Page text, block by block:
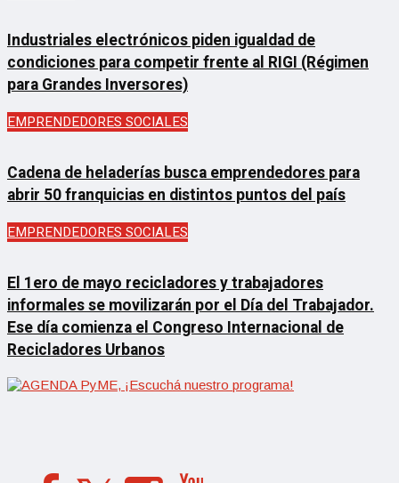
Industriales electrónicos piden igualdad de
condiciones para competir frente al RIGI (Régimen
para Grandes Inversores)
EMPRENDEDORES SOCIALES
Cadena de heladerías busca emprendedores para
abrir 50 franquicias en distintos puntos del país
EMPRENDEDORES SOCIALES
El 1ero de mayo recicladores y trabajadores
informales se movilizarán por el Día del Trabajador.
Ese día comienza el Congreso Internacional de
Recicladores Urbanos